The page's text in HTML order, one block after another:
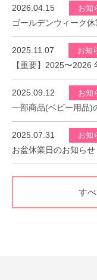
2026.04.15 お知
ゴールデンウィーク
2025.11.07 お知
【重要】2025〜
2025.09.12 お知
一部商品(ベビー用品)
2025.07.31 お知
お盆休業日のお知らせ
す